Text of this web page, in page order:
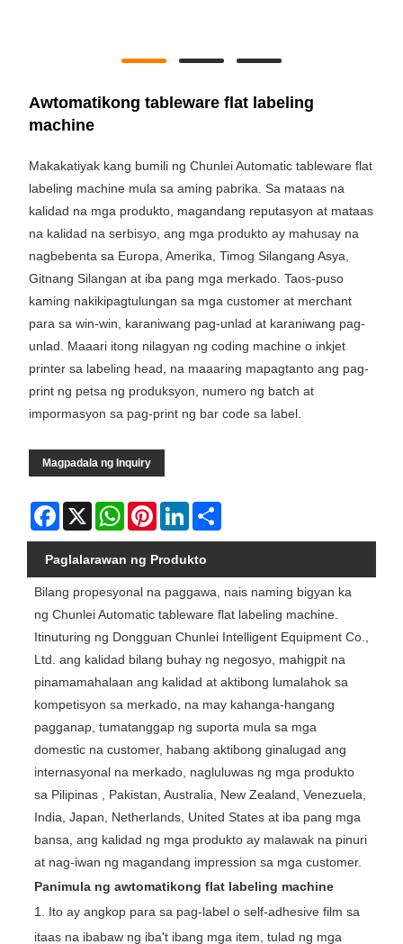
Awtomatikong tableware flat labeling
machine
Makakatiyak kang bumili ng Chunlei Automatic tableware flat
labeling machine mula sa aming pabrika. Sa mataas na
kalidad na mga produkto, magandang reputasyon at mataas
na kalidad na serbisyo, ang mga produkto ay mahusay na
nagbebenta sa Europa, Amerika, Timog Silangang Asya,
Gitnang Silangan at iba pang mga merkado. Taos-puso
kaming nakikipagtulungan sa mga customer at merchant
para sa win-win, karaniwang pag-unlad at karaniwang pag-
unlad. Maaari itong nilagyan ng coding machine o inkjet
printer sa labeling head, na maaaring mapagtanto ang pag-
print ng petsa ng produksyon, numero ng batch at
impormasyon sa pag-print ng bar code sa label.
Magpadala ng Inquiry
Facebook
X WhatsAppPinterestLinkedIn
Paglalarawan ng Produkto
Bilang propesyonal na paggawa, nais naming bigyan ka
ng Chunlei Automatic tableware flat labeling machine.
Itinuturing ng Dongguan Chunlei Intelligent Equipment Co.,
Ltd. ang kalidad bilang buhay ng negosyo, mahigpit na
pinamamahalaan ang kalidad at aktibong lumalahok sa
kompetisyon sa merkado, na may kahanga-hangang
pagganap, tumatanggap ng suporta mula sa mga
domestic na customer, habang aktibong ginalugad ang
internasyonal na merkado, nagluluwas ng mga produkto
sa Pilipinas , Pakistan, Australia, New Zealand, Venezuela,
India, Japan, Netherlands, United States at iba pang mga
bansa, ang kalidad ng mga produkto ay malawak na pinuri
at nag-iwan ng magandang impression sa mga customer.
Panimula ng awtomatikong flat labeling machine
1. Ito ay angkop para sa pag-label o self-adhesive film sa
itaas na ibabaw ng iba't ibang mga item, tulad ng mga